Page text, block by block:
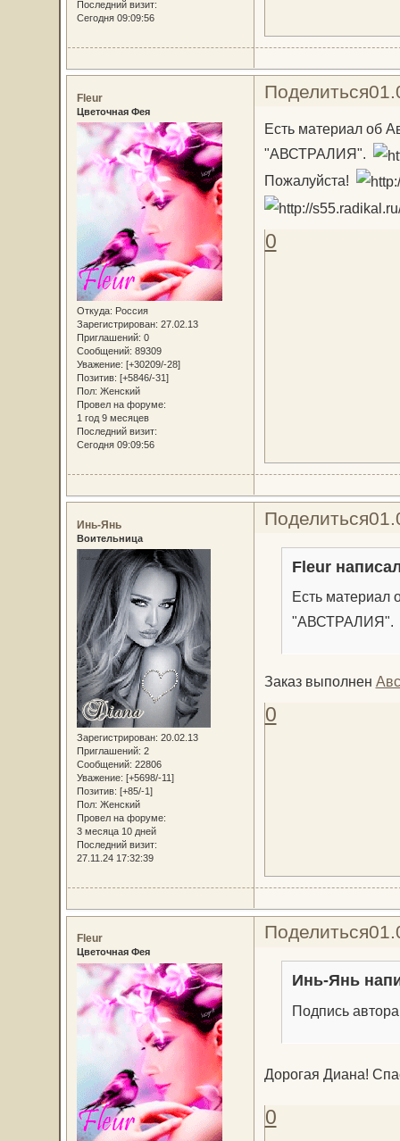
Последний визит:
Сегодня 09:09:56
Поделиться
Fleur
Цветочная Фея
Откуда: Россия
Зарегистрирован: 27.02.13
Приглашений: 0
Сообщений: 89309
Уважение: [+30209/-28]
Позитив: [+5846/-31]
Пол: Женский
Провел на форуме:
1 год 9 месяцев
Последний визит:
Сегодня 09:09:56
Есть материал об
"АВСТРАЛИЯ".
Пожалуйста!
0
Поделиться
Инь-Янь
Воительница
Зарегистрирован: 20.02.13
Приглашений: 2
Сообщений: 22806
Уважение: [+5698/-11]
Позитив: [+85/-1]
Пол: Женский
Провел на форуме:
3 месяца 10 дней
Последний визит:
27.11.24 17:32:39
Fleur
Есть
"АВСТРАЛИЯ".
Заказ выполнен
0
Поделиться
Fleur
Цветочная Фея
Инь-Янь
Подпись автора
Дорогая Диана!
0